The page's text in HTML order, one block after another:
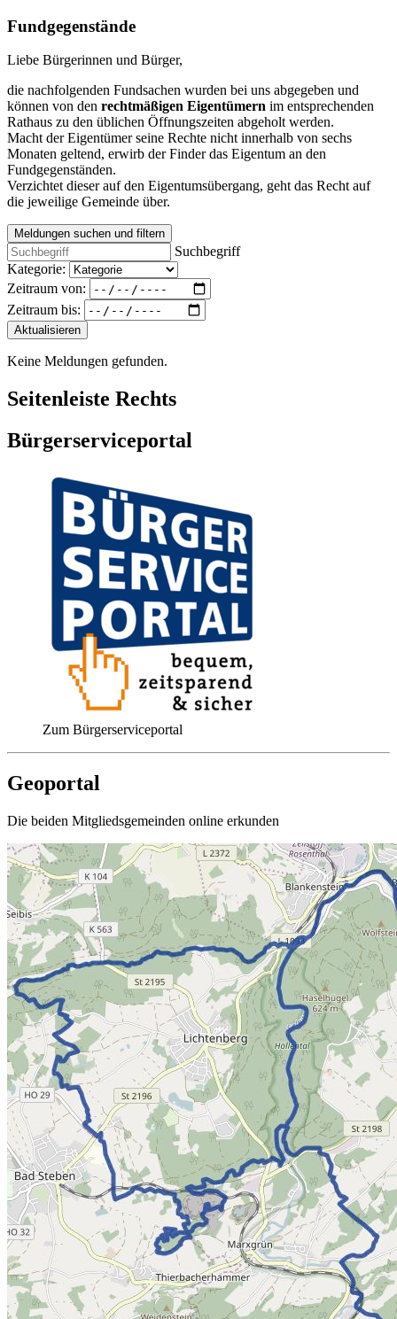
Fundgegenstände
Liebe Bürgerinnen und Bürger,
die nachfolgenden Fundsachen wurden bei uns abgegeben und
können von den rechtmäßigen Eigentümern im entsprechenden
Rathaus zu den üblichen Öffnungszeiten abgeholt werden.
Macht der Eigentümer seine Rechte nicht innerhalb von sechs
Monaten geltend, erwirb der Finder das Eigentum an den
Fundgegenständen.
Verzichtet dieser auf den Eigentumsübergang, geht das Recht auf
die jeweilige Gemeinde über.
Meldungen suchen und filtern
Suchbegriff
Kategorie:
Zeitraum von:
Zeitraum bis:
Aktualisieren
Keine Meldungen gefunden.
Seitenleiste Rechts
Bürgerserviceportal
Zum Bürgerserviceportal
Geoportal
Die beiden Mitgliedsgemeinden online erkunden